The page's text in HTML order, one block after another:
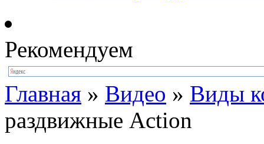
Рекомендуем
Главная » Видео » Виды
раздвижные Action